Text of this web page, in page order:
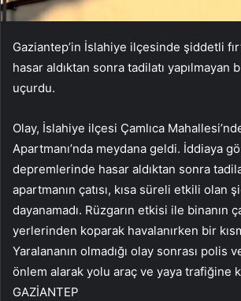
Gaziantep’in İslahiye ilçesinde şiddetli
hasar aldıktan sonra tadilatı yapılmayan
uçurdu.
Olay, İslahiye ilçesi Çamlıca
Apartmanı’nda meydana geldi. İddiaya
depremlerinde hasar aldıktan sonra
apartmanın çatısı, kısa süreli etkili olan
dayanamadı. Rüzgarın etkisi ile binanın
yerlerinden koparak havalanırken bir
Yaralananın olmadığı olay sonrası polis
önlem alarak yolu araç ve yaya trafiğine
GAZİANTEP